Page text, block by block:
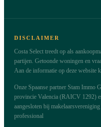
DISCLAIMER
Costa Select treedt op als
partijen. Getoonde woningen en
Aan de informatie op deze website
Onze Spaanse partner Stam Immo
provincie Valencia (RAICV 1292)
aangesloten bij
professional